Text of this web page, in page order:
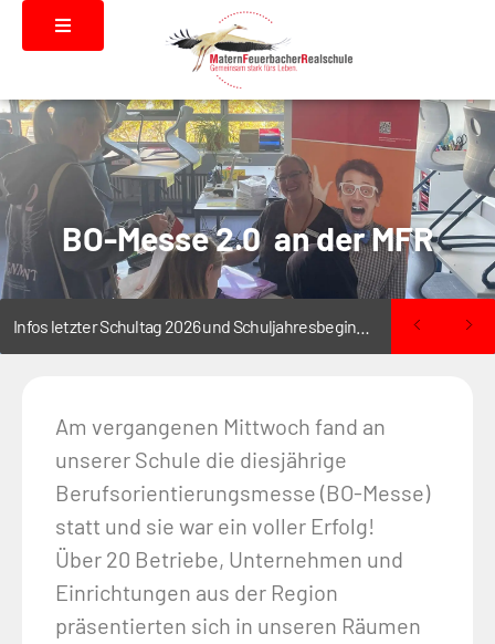
BO-Messe 2.0 an der MFR
Am vergangenen Mittwoch fand an
unserer Schule die diesjährige
Berufsorientierungsmesse (BO-Messe)
statt und sie war ein voller Erfolg!
Über 20 Betriebe, Unternehmen und
Einrichtungen aus der Region
präsentierten sich in unseren Räumen